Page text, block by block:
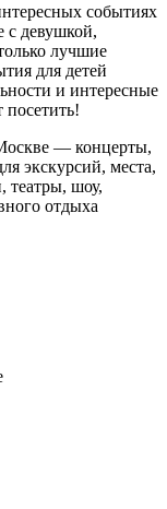
событиях
с девушкой,
лучшие
для детей
и интересные
посетить!
— концерты,
экскурсий, места,
театры, шоу,
отдыха